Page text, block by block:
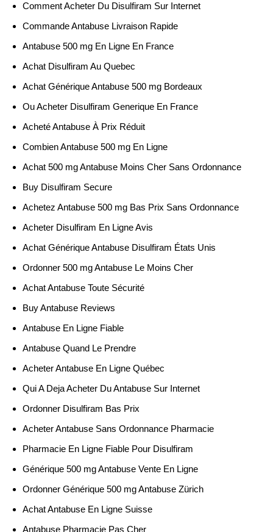
Comment Acheter Du Disulfiram Sur Internet
Commande Antabuse Livraison Rapide
Antabuse 500 mg En Ligne En France
Achat Disulfiram Au Quebec
Achat Générique Antabuse 500 mg Bordeaux
Ou Acheter Disulfiram Generique En France
Acheté Antabuse À Prix Réduit
Combien Antabuse 500 mg En Ligne
Achat 500 mg Antabuse Moins Cher Sans Ordonnance
Buy Disulfiram Secure
Achetez Antabuse 500 mg Bas Prix Sans Ordonnance
Acheter Disulfiram En Ligne Avis
Achat Générique Antabuse Disulfiram États Unis
Ordonner 500 mg Antabuse Le Moins Cher
Achat Antabuse Toute Sécurité
Buy Antabuse Reviews
Antabuse En Ligne Fiable
Antabuse Quand Le Prendre
Acheter Antabuse En Ligne Québec
Qui A Deja Acheter Du Antabuse Sur Internet
Ordonner Disulfiram Bas Prix
Acheter Antabuse Sans Ordonnance Pharmacie
Pharmacie En Ligne Fiable Pour Disulfiram
Générique 500 mg Antabuse Vente En Ligne
Ordonner Générique 500 mg Antabuse Zürich
Achat Antabuse En Ligne Suisse
Antabuse Pharmacie Pas Cher